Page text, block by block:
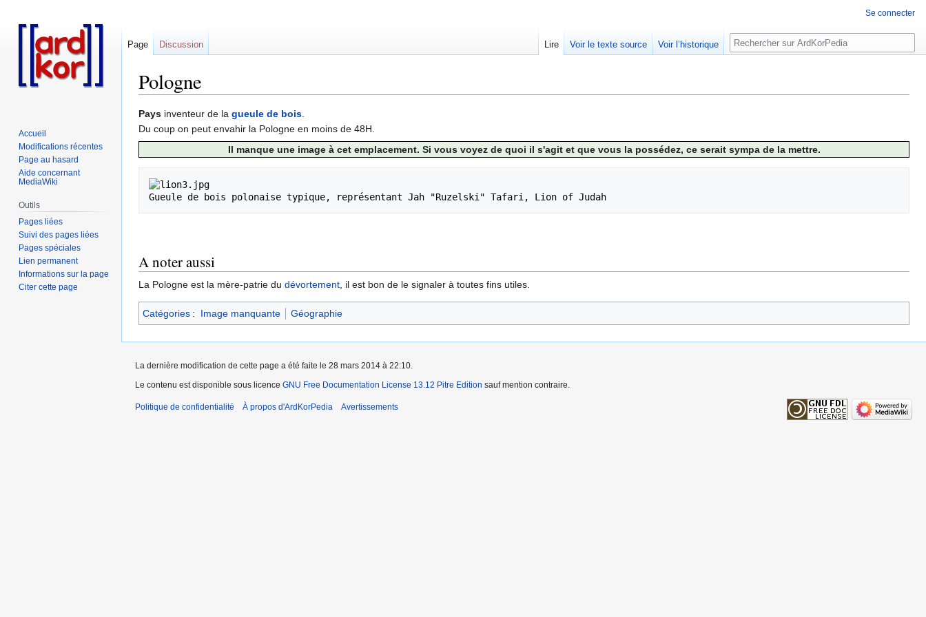
Pologne
Aller
à
la
navigation
Aller
à
la
recherche
Pays inventeur de la gueule de bois.
Du coup on peut envahir la Pologne en moins de 48H.
Il manque une image à cet emplacement. Si vous voyez de quoi il s'agit et que vous la possédez, ce serait sympa de la mettre.
A noter aussi
La Pologne est la mère-patrie du dévortement, il est bon de le signaler à toutes fins utiles.
Catégories : Image manquante Géographie
Se connecter
Page Discussion Lire Voir le texte source Voir l’historique Rechercher
Accueil
Modifications récentes
Page au hasard
Aide concernant
MediaWiki
Outils
Pages liées
Suivi des pages liées
Pages spéciales
Lien permanent
Informations sur la page
Citer cette page
La dernière modification de cette page a été faite le 28 mars 2014 à 22:10.
Le contenu est disponible sous licence GNU Free Documentation License 13.12 Pitre Edition sauf mention contraire.
Politique de confidentialité À propos d'ArdKorPedia Avertissements